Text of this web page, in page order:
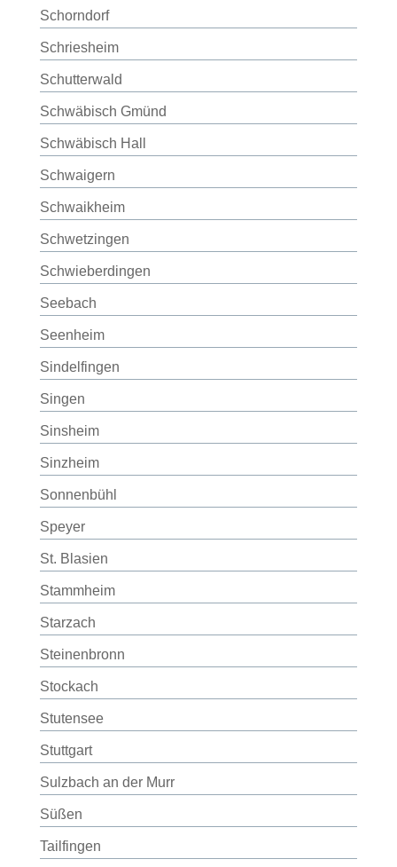
Schorndorf
Schriesheim
Schutterwald
Schwäbisch Gmünd
Schwäbisch Hall
Schwaigern
Schwaikheim
Schwetzingen
Schwieberdingen
Seebach
Seenheim
Sindelfingen
Singen
Sinsheim
Sinzheim
Sonnenbühl
Speyer
St. Blasien
Stammheim
Starzach
Steinenbronn
Stockach
Stutensee
Stuttgart
Sulzbach an der Murr
Süßen
Tailfingen